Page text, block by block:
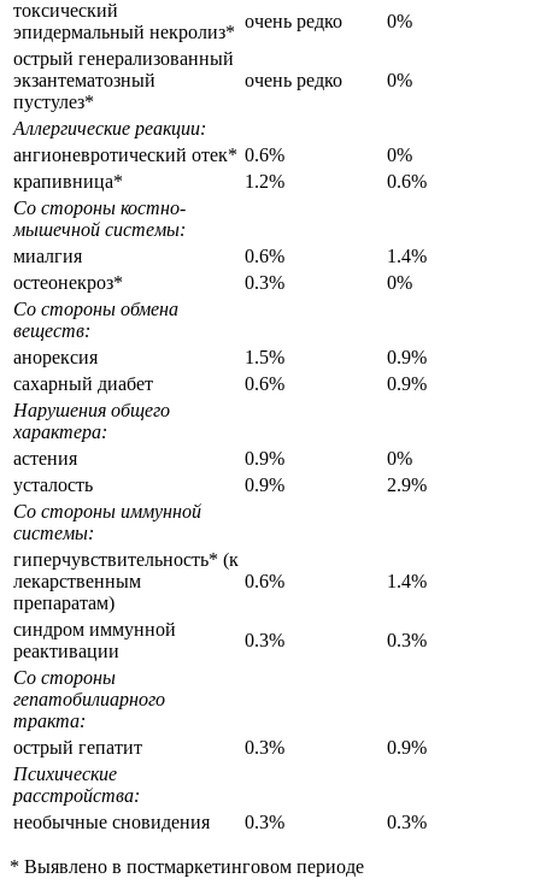
токсический
эпидермальный некролиз*
очень редко
0%
острый генерализованный
экзантематозный
пустулез*
очень редко 0%
Аллергические реакции:
ангионевротический отек* 0.6%
0%
крапивница*
1.2%
0.6%
Со стороны костно-
мышечной системы:
миалгия
0.6%
1.4%
остеонекроз*
0.3%
0%
Со стороны обмена
веществ:
анорексия
1.5%
0.9%
сахарный диабет
0.6%
0.9%
Нарушения общего
характера:
астения
0.9%
0%
усталость
0.9%
2.9%
Со стороны иммунной
системы:
гиперчувствительность* (к
лекарственным
препаратам)
0.6% 1.4%
синдром иммунной
реактивации
0.3%
0.3%
Со стороны
гепатобилиарного
тракта:
острый гепатит
0.3%
0.9%
Психические
расстройства:
необычные сновидения
0.3% 0.3%
* Выявлено в постмаркетинговом периоде